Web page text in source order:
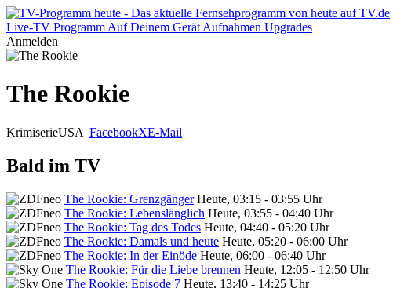
Live-TV Programm Auf Deinem Gerät Aufnahmen Upgrades
Anmelden
The Rookie
KrimiserieUSA FacebookXE-Mail
Bald im TV
The Rookie: Grenzgänger Heute, 03:15 - 03:55 Uhr
The Rookie: Lebenslänglich Heute, 03:55 - 04:40 Uhr
The Rookie: Tag des Todes Heute, 04:40 - 05:20 Uhr
The Rookie: Damals und heute Heute, 05:20 - 06:00 Uhr
The Rookie: In der Einöde Heute, 06:00 - 06:40 Uhr
The Rookie: Für die Liebe brennen Heute, 12:05 - 12:50 Uhr
The Rookie: Episode 7 Heute, 13:40 - 14:25 Uhr